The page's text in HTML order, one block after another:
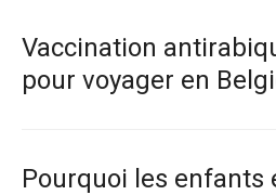
Vaccination
pour voyager en
Pourquoi les enfants